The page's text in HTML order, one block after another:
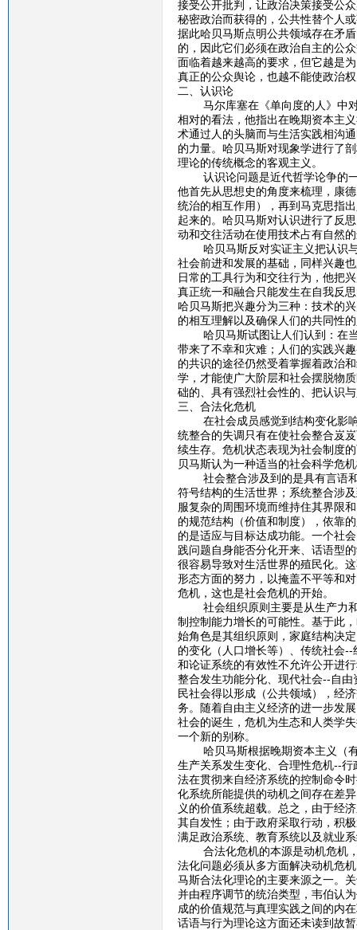
接受公开批判，让政治决策接受公
秘密政治而获得的，公共性替个人
据此哈贝马斯点明公共领域存在矛
的，因此它们必须在政治自主的公
面临着越来越高的要求，但它越是
真正的公众舆论，也越不能使政治
二、认识论
马尔库塞在《单向度的人》中对
相对的看法，他指出在晚期资本主
术通过人的头脑而与生活实践相沟
的力量。哈贝马斯对现象学进行了
理论的传统概念的客观主义。
认识论问题是近代哲学论争的一
他首先从思想史的角度来梳理，康
统治的相互作用），再到马克思指
起来的。哈贝马斯对认识进行了反
动和交往活动在使用技术占有自然
哈贝马斯反对实证主义把认识与
社会前进和发展的基础，同样兴趣
日常的工具行为和交往行为，他把
真正统一和融合只能发生在自我反
哈贝马斯把兴趣分为三种：技术的
的相互理解以及确保人们的共同性
哈贝马斯试图让人们认到：在当
带来了不幸和灾难；人们的实践兴
的共识的途径仍然受着掌握着政治
学，才能使广大阶层和社会摆脱物
础的、具有强烈社会性的、把认识
三、合法化危机
在社会成员感觉到结构变化影响
统整合的失调只有在使社会整合岌
续生存。危机状态表现为社会制度
贝马斯认为一种适当的社会科学危
社会整合涉及到的是具有言语和
符号结构的生活世界；系统整合涉
服复杂的周围环境而维持住其界限
的规范结构（价值和制度），依靠
的是适应与目标达成功能。一个社
践问题自身能否分化开来、话语型
很容易导致对生活世界的殖民化。
形态方面的努力，以掩盖不平等和
危机，这也是社会危机的开始。
社会组织原则主要是从生产力和
制控制能力增长的可能性。基于此
始角色是其组织原则，家庭结构决
的变化（人口增长等）、传统社会
和论证系统的有效性不允许公开进
整合发生功能分化、现代社会--自
民社会得以形成（公共领域），经
务。随着自由主义经济的进一步发
社会的诞生，危机为生态和人类学
一个新的别称。
哈贝马斯根据晚期资本主义（有
生产关系发生变化、合理性危机--
法在贯彻来自经济系统的控制命令
化系统所能提供的动机之间存在差
义的价值系统超载。总之，由于经
其自发性；由于政府采取行动，积
满足政治系统、教育系统以及就业
合法化危机的本源是动机危机，
法化问题必须从多方面解决动机危
马斯合法化理论的主要来源之一。
并由程序调节的统治类型，韦伯认
成的价值规范与真理实践之间的内
话语与行为理论这方面还未读到故